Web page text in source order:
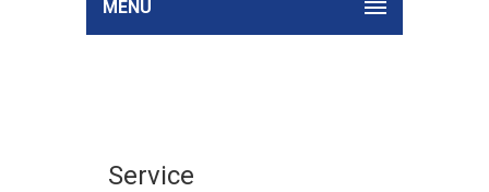
MENU
Service